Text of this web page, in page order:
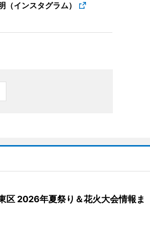
（インスタグラム）
区 2026年夏祭り＆花火大会情報ま